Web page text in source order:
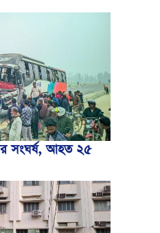
সংঘর্ষ, আহত ২৫